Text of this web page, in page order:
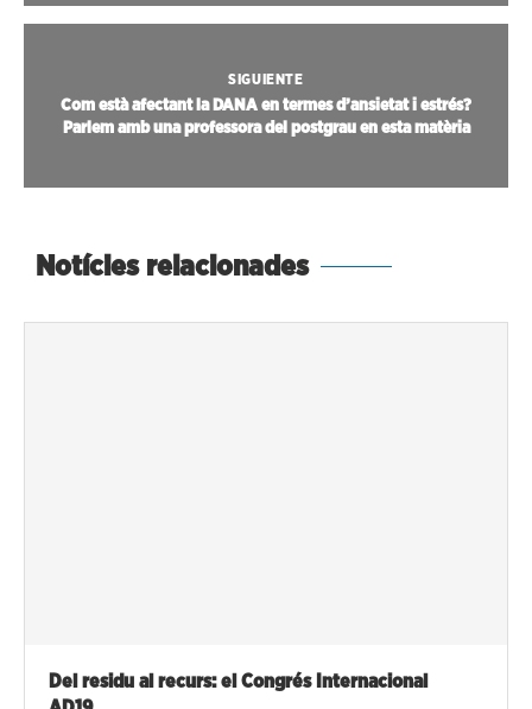
SIGUIENTE
Com està afectant la DANA en termes d’ansietat i estrés?
Parlem amb una professora del postgrau en esta matèria
Notícies relacionades
Del residu al recurs: el Congrés Internacional